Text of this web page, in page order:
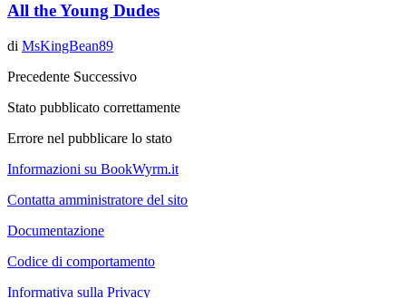
All the Young Dudes
di MsKingBean89
Precedente Successivo
Stato pubblicato correttamente
Errore nel pubblicare lo stato
Informazioni su BookWyrm.it
Contatta amministratore del sito
Documentazione
Codice di comportamento
Informativa sulla Privacy